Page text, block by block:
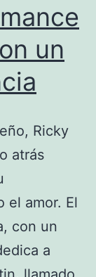
un
Ricky
atrás
el amor. El
con un
a